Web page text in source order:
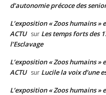
d’autonomie précoce des
L’exposition « Zoos humains »
ACTU sur Les temps forts des
l’Esclavage
L’exposition « Zoos humains »
ACTU sur Lucile la voix d’une
L’exposition « Zoos humains »